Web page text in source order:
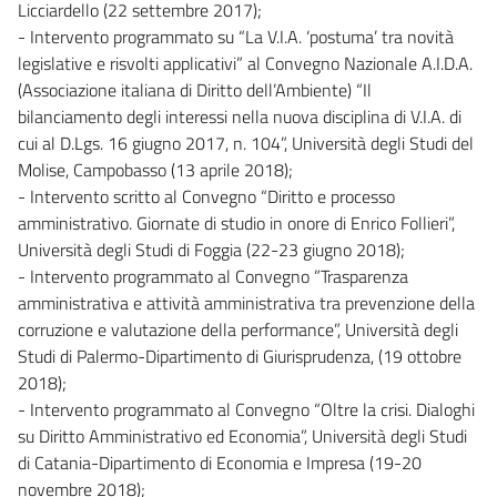
Licciardello (22 settembre 2017);
- Intervento programmato su “La V.I.A. ‘postuma’ tra novità
legislative e risvolti applicativi” al Convegno Nazionale A.I.D.A.
(Associazione italiana di Diritto dell’Ambiente) “Il
bilanciamento degli interessi nella nuova disciplina di V.I.A. di
cui al D.Lgs. 16 giugno 2017, n. 104”, Università degli Studi del
Molise, Campobasso (13 aprile 2018);
- Intervento scritto al Convegno “Diritto e processo
amministrativo. Giornate di studio in onore di Enrico Follieri”,
Università degli Studi di Foggia (22-23 giugno 2018);
- Intervento programmato al Convegno ”Trasparenza
amministrativa e attività amministrativa tra prevenzione della
corruzione e valutazione della performance”, Università degli
Studi di Palermo-Dipartimento di Giurisprudenza, (19 ottobre
2018);
- Intervento programmato al Convegno “Oltre la crisi. Dialoghi
su Diritto Amministrativo ed Economia”, Università degli Studi
di Catania-Dipartimento di Economia e Impresa (19-20
novembre 2018);